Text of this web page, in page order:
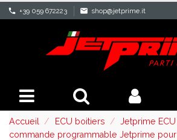
phone +39 059 672223 mail shop@jetprime.it
Accueil ECU boitiers Jetprime ECU
commande programmable Jetprime pour